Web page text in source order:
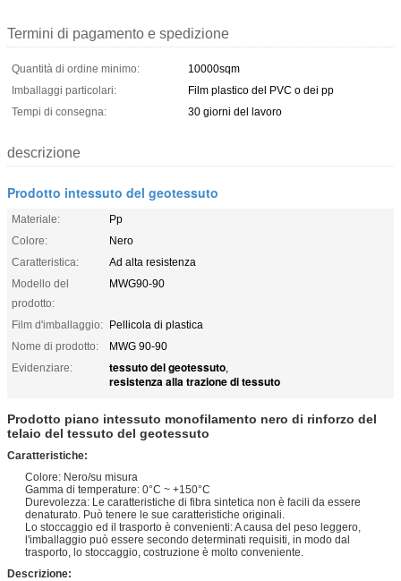
Termini di pagamento e spedizione
Quantità di ordine minimo:
10000sqm
Imballaggi particolari:
Film plastico del PVC o dei pp
Tempi di consegna:
30 giorni del lavoro
descrizione
Prodotto intessuto del geotessuto
Materiale:
Pp
Colore:
Nero
Caratteristica:
Ad alta resistenza
Modello del
prodotto:
MWG90-90
Film d'imballaggio: Pellicola di plastica
Nome di prodotto:
MWG 90-90
Evidenziare:
tessuto del geotessuto,
resistenza alla trazione di tessuto
Prodotto piano intessuto monofilamento nero di rinforzo del
telaio del tessuto del geotessuto
Caratteristiche:
Colore: Nero/su misura
Gamma di temperature: 0°C ~ +150°C
Durevolezza: Le caratteristiche di fibra sintetica non è facili da essere
denaturato. Può tenere le sue caratteristiche originali.
Lo stoccaggio ed il trasporto è convenienti: A causa del peso leggero,
l'imballaggio può essere secondo determinati requisiti, in modo dal
trasporto, lo stoccaggio, costruzione è molto conveniente.
Descrizione: